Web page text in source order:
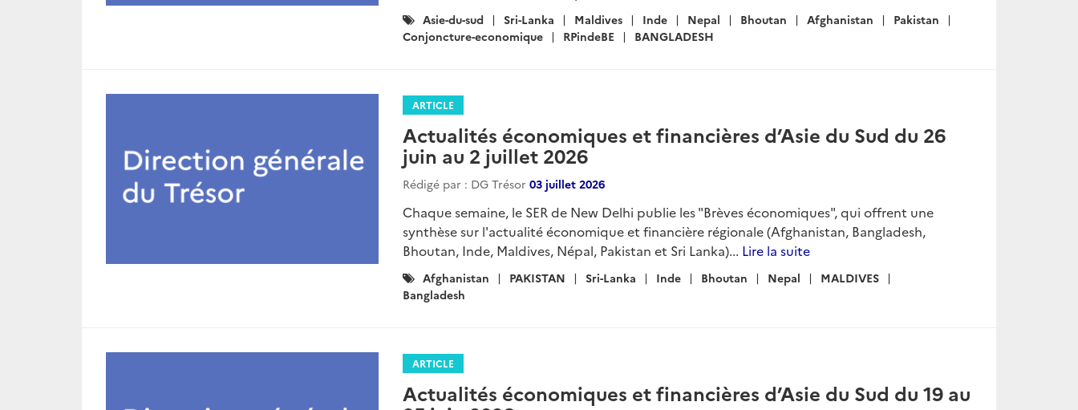
Catégories
:
Asie-du-sud Sri-Lanka Maldives Inde Nepal Bhoutan Afghanistan
Pakistan
Conjoncture-economique
RPindeBE BANGLADESH
ARTICLE
Actualités économiques et financières d’Asie du Sud du 26
juin au 2 juillet 2026
Rédigé par : DG Trésor 03 juillet 2026
Chaque semaine, le SER de New Delhi publie les "Brèves économiques", qui offrent une
synthèse sur l'actualité économique et financière régionale (Afghanistan, Bangladesh,
Bhoutan, Inde, Maldives, Népal, Pakistan et Sri Lanka)... Lire la suite
Catégories
:
Afghanistan PAKISTAN Sri-Lanka Inde Bhoutan Nepal
MALDIVES
Bangladesh
ARTICLE
Actualités économiques et financières d’Asie du Sud du 19 au